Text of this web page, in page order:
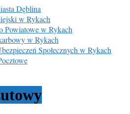
Dęblina
w Rykach
Powiatowe w Rykach
w Rykach
Społecznych w Rykach